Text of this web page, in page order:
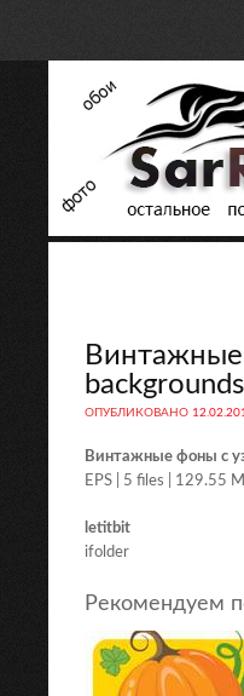
Винтажные
ОПУБЛИКОВАНО
Винтажные фоны с
EPS | 5 files | 129.55
letitbit
ifolder
Рекомендуем